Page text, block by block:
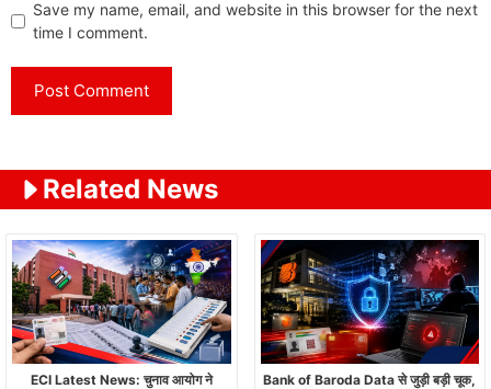
Save my name, email, and website in this browser for the next
time I comment.
Related News
ECI Latest News: चुनाव आयोग ने
Bank of Baroda Data से जुड़ी बड़ी चूक,